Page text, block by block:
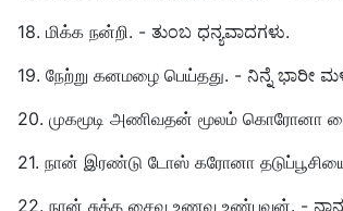
18. மிக்க நன்றி. - ತುಂಬ ಧನ್ಯವಾದಗಳು.
19. நேற்று கனமழை பெய்தது. - ನಿನ್ನೆ ಭಾರೀ
20. முகமூடி அணிவதன் மூலம் கொரோனா
21. நான் இரண்டு டோஸ் கரோனா
22. நான் சுத்த சைவ உணவு உண்பவன். - ನಾನು